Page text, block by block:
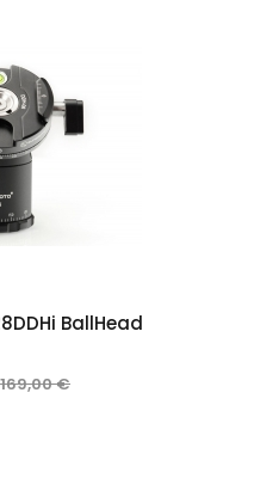
BallHead
169,00 €